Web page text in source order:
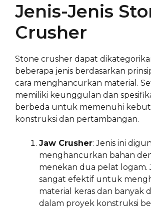
Jenis-Jenis
Crusher
Stone crusher dapat
beberapa jenis berdasarkan
cara menghancurkan material.
memiliki keunggulan dan
berbeda untuk memenuhi
konstruksi dan pertambangan.
Jaw Crusher: Jenis ini
menghancurkan bahan
menekan dua pelat logam.
sangat efektif untuk
material keras dan banyak
dalam proyek konstruksi